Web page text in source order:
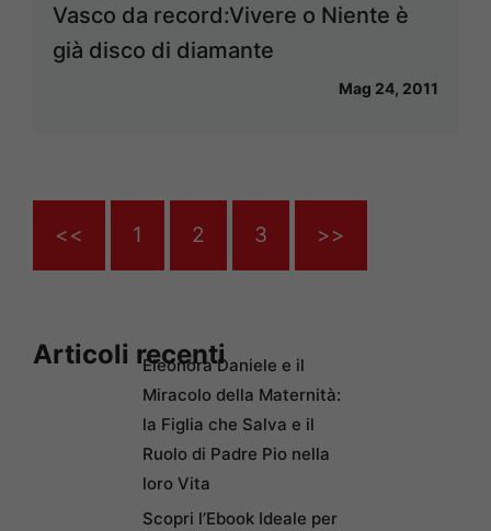
Vasco da record:Vivere o Niente è
già disco di diamante
Mag 24, 2011
<< 1 2 3 >>
Articoli recentiEleonora Daniele e il
Miracolo della Maternità:
la Figlia che Salva e il
Ruolo di Padre Pio nella
loro Vita
Scopri l’Ebook Ideale per